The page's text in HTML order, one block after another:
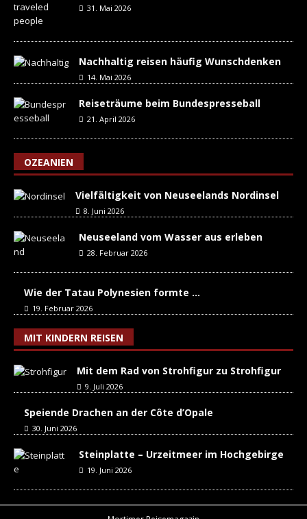
31. Mai 2026
Nachhaltig reisen häufig Wunschdenken
14. Mai 2026
Reiseträume beim Bundespresseball
21. April 2026
OZEANIEN
Vielfältigkeit von Neuseelands Nordinsel
8. Juni 2026
Neuseeland vom Wasser aus erleben
28. Februar 2026
Wie der Tatau Polynesien formte …
19. Februar 2026
MIT KINDERN REISEN
Mit dem Rad von Strohfigur zu Strohfigur
9. Juli 2026
Speiende Drachen an der Côte d’Opale
30. Juni 2026
Steinplatte – Urzeitmeer im Hochgebirge
19. Juni 2026